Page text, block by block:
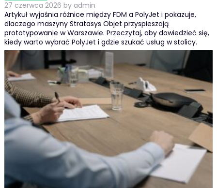
27 czerwca 2026 by admin
Artykuł wyjaśnia różnice między FDM a PolyJet i pokazuje,
dlaczego maszyny Stratasys Objet przyspieszają
prototypowanie w Warszawie. Przeczytaj, aby dowiedzieć się,
kiedy warto wybrać PolyJet i gdzie szukać usług w stolicy.